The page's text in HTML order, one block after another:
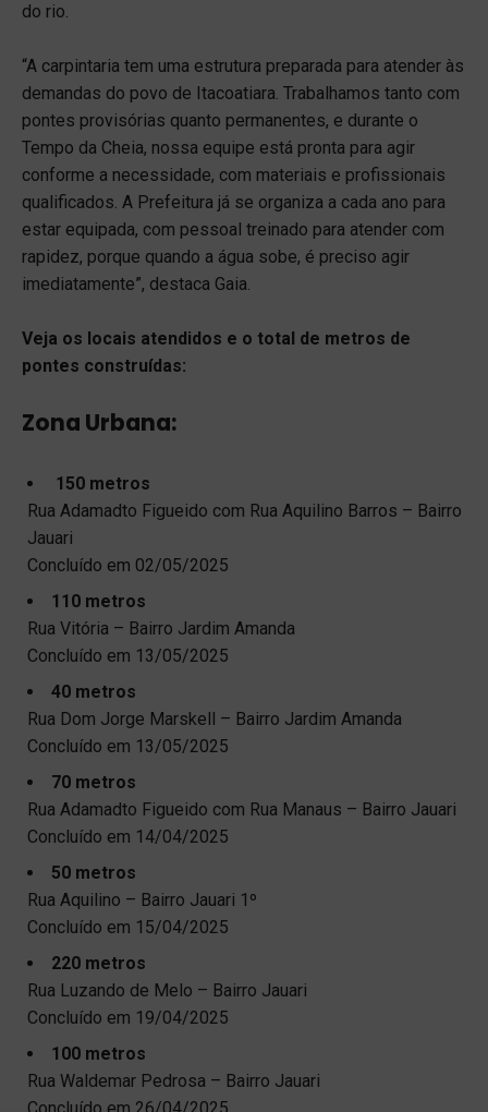
do rio.
“A carpintaria tem uma estrutura preparada para atender às
demandas do povo de Itacoatiara. Trabalhamos tanto com
pontes provisórias quanto permanentes, e durante o
Tempo da Cheia, nossa equipe está pronta para agir
conforme a necessidade, com materiais e profissionais
qualificados. A Prefeitura já se organiza a cada ano para
estar equipada, com pessoal treinado para atender com
rapidez, porque quando a água sobe, é preciso agir
imediatamente”, destaca Gaia.
Veja os locais atendidos e o total de metros de
pontes construídas:
Zona Urbana:
150 metros
Rua Adamadto Figueido com Rua Aquilino Barros – Bairro
Jauari
Concluído em 02/05/2025
110 metros
Rua Vitória – Bairro Jardim Amanda
Concluído em 13/05/2025
40 metros
Rua Dom Jorge Marskell – Bairro Jardim Amanda
Concluído em 13/05/2025
70 metros
Rua Adamadto Figueido com Rua Manaus – Bairro Jauari
Concluído em 14/04/2025
50 metros
Rua Aquilino – Bairro Jauari 1º
Concluído em 15/04/2025
220 metros
Rua Luzando de Melo – Bairro Jauari
Concluído em 19/04/2025
100 metros
Rua Waldemar Pedrosa – Bairro Jauari